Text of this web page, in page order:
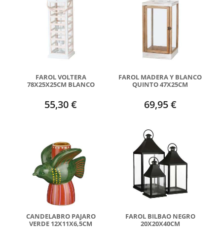
FAROL VOLTERA
78X25X25CM BLANCO
55,30 €
FAROL MADERA Y BLANCO
QUINTO 47X25CM
69,95 €
CANDELABRO PAJARO
VERDE 12X11X6,5CM
FAROL BILBAO NEGRO
20X20X40CM